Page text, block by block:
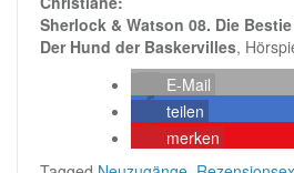
Sherlock & Watson 08. Die
Der Hund der Baskervilles,
E-Mail
teilen
merken